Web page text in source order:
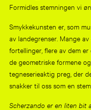
Formidles stemningen vi
Smykkekunsten er, som
av landegrenser. Mange
fortellinger, flere av dem
de geometriske formene
tegneserieaktig preg, der
snakker til oss som en
Scherzando er en liten bit